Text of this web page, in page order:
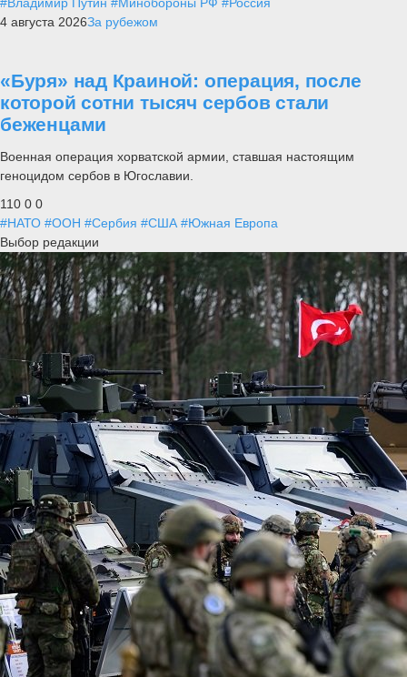
#Владимир Путин #Минобороны РФ #Россия
4 августа 2026За рубежом
«Буря» над Краиной: операция, после
которой сотни тысяч сербов стали
беженцами
Военная операция хорватской армии, ставшая настоящим
геноцидом сербов в Югославии.
110 0 0
#НАТО #ООН #Сербия #США #Южная Европа
Выбор редакции